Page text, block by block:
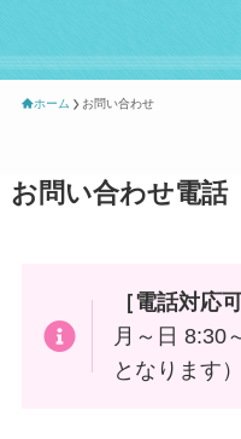
ホーム お問い合わせ
お問い合わせ電話
［電話対応
月～日 8:30
となります）